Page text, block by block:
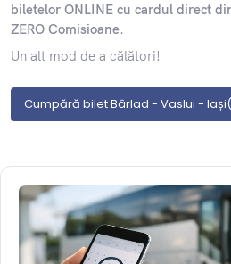
biletelor ONLINE cu cardul direct
ZERO Comisioane.
Un alt mod de a călători!
Cumpără bilet Bârlad - Vaslui -